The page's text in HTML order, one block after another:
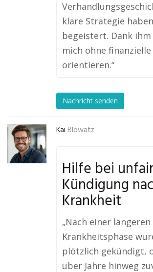
klare Strategie
begeistert. Dank
mich ohne finanzielle
orientieren.“
Nachricht senden
Kai Blowatz
Hilfe bei
Kündigung
Krankheit
„Nach einer längeren
Krankheitsphase
plötzlich gekündigt,
über Jahre hinweg